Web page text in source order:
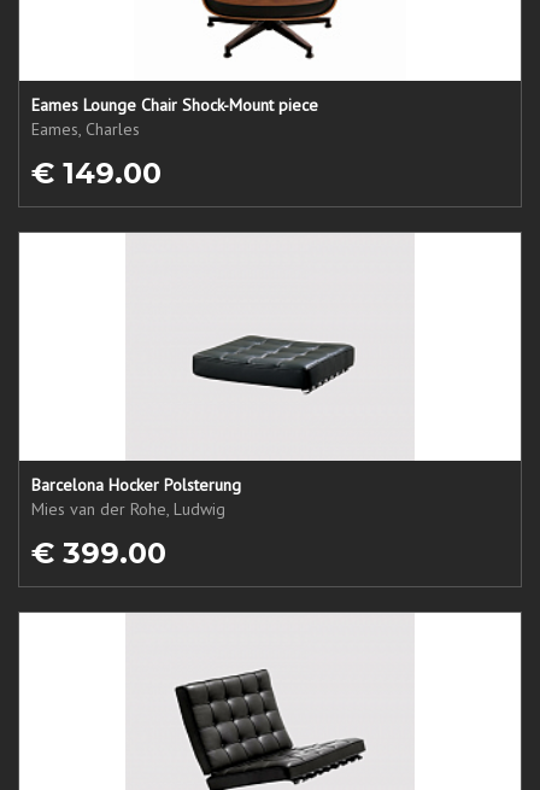
Eames Lounge Chair Shock-Mount piece
Eames, Charles
€ 149.00
Barcelona Hocker Polsterung
Mies van der Rohe, Ludwig
€ 399.00